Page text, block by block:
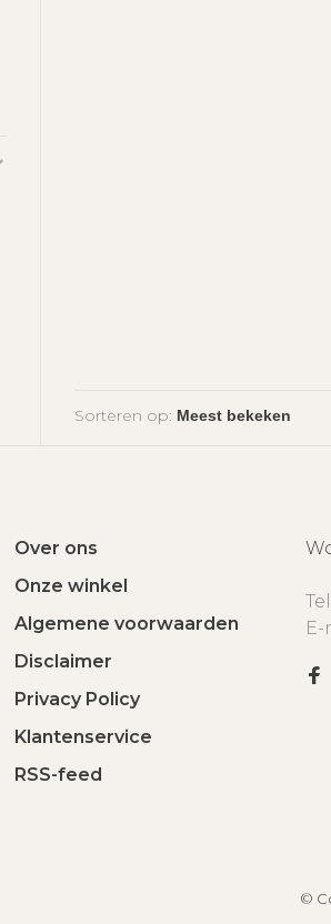
Sorteren op:
Over ons
Onze winkel
Algemene voorwaarden
Disclaimer
Privacy Policy
Klantenservice
RSS-feed
E-
©